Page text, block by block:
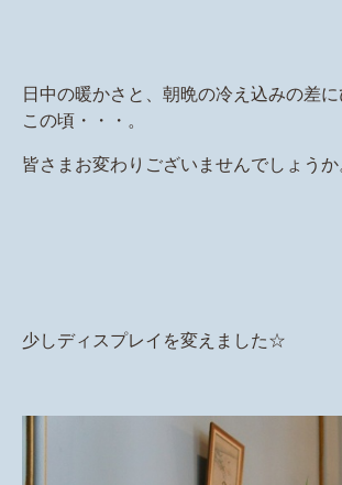
日中の暖かさと、朝晩の冷え込みの差
この頃・・・。
皆さまお変わりございませんでしょうか
少しディスプレイを変えました☆